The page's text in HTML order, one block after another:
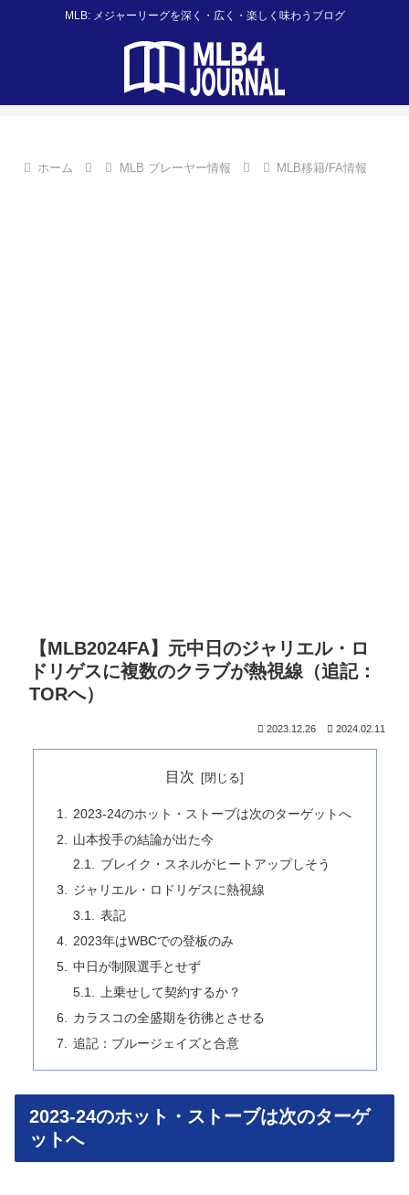
MLB: メジャーリーグを深く・広く・楽しく味わうブログ
ホーム MLB プレーヤー情報 MLB移籍/FA情報
【MLB2024FA】元中日のジャリエル・ロ
ドリゲスに複数のクラブが熱視線（追記：
TORへ）
2023.12.26 2024.02.11
目次
2023-24のホット・ストーブは次のターゲットへ
山本投手の結論が出た今
ブレイク・スネルがヒートアップしそう
ジャリエル・ロドリゲスに熱視線
表記
2023年はWBCでの登板のみ
中日が制限選手とせず
上乗せして契約するか？
カラスコの全盛期を彷彿とさせる
追記：ブルージェイズと合意
2023-24のホット・ストーブは次のターゲ
ットへ